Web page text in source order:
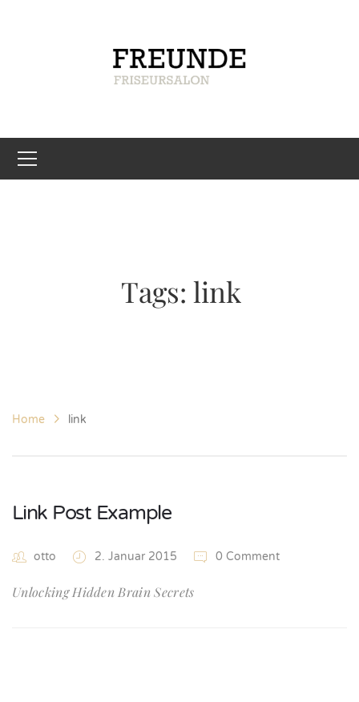
Tags: link
Home link
Link Post Example
otto 2. Januar 2015 0 Comment
Unlocking Hidden Brain Secrets